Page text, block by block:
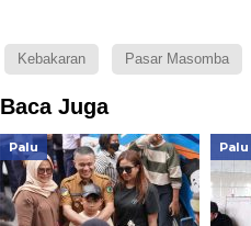
Kebakaran Pasar Masomba
Baca Juga
Palu Palu